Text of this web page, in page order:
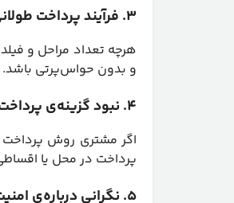
۳. فرآیند پرداخت طولانی و پیچیده
هرچه تعداد مراحل و
و بدون حواس‌پرتی باشد.
۴. نبود گزینه‌ی پرداخت موردنظر مشتری
اگر مشتری روش پرداخت
پرداخت در محل یا
۵. نگرانی درباره‌ی امنیت